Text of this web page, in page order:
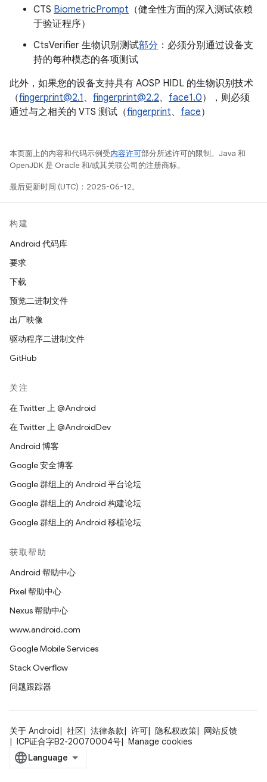
CTS BiometricPrompt （健全性方面的深入测试依赖
于验证程序）
CtsVerifier 生物识别测试部分 ：必须分别通过设备支
持的每种模态的各项测试
此外，如果您的设备支持具有 AOSP HIDL 的生物识别技术
（fingerprint@2.1 、 fingerprint@2.2、 face1.0），则必须
通过与之相关的 VTS 测试（fingerprint、 face）
本页面上的内容和代码示例受内容许可部分所述许可的限制。Java 和
OpenJDK 是 Oracle 和/或其关联公司的注册商标。
最后更新时间 (UTC)：2025-06-12。
构建
Android 代码库
要求
下载
预览二进制文件
出厂映像
驱动程序二进制文件
GitHub
关注
在 Twitter 上 @Android
在 Twitter 上 @AndroidDev
Android 博客
Google 安全博客
Google 群组上的 Android 平台论坛
Google 群组上的 Android 构建论坛
Google 群组上的 Android 移植论坛
获取帮助
Android 帮助中心
Pixel 帮助中心
Nexus 帮助中心
www.android.com
Google Mobile Services
Stack Overflow
问题跟踪器
关于 Android 社区 法律条款 许可 隐私权政策
网站反馈
ICP证合字B2-20070004号
Manage cookies